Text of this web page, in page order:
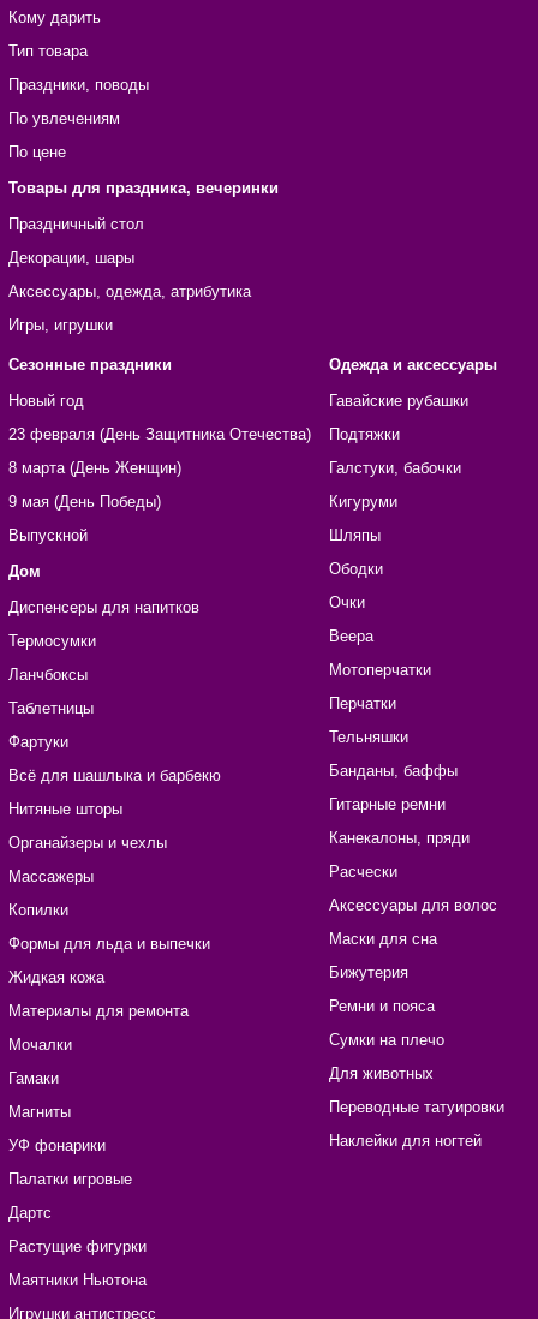
Кому дарить
Тип товара
Праздники, поводы
По увлечениям
По цене
Товары для праздника, вечеринки
Праздничный стол
Декорации, шары
Аксессуары, одежда, атрибутика
Игры, игрушки
Сезонные праздники
Новый год
23 февраля (День Защитника Отечества)
8 марта (День Женщин)
9 мая (День Победы)
Выпускной
Дом
Диспенсеры для напитков
Термосумки
Ланчбоксы
Таблетницы
Фартуки
Всё для шашлыка и барбекю
Нитяные шторы
Органайзеры и чехлы
Массажеры
Копилки
Формы для льда и выпечки
Жидкая кожа
Материалы для ремонта
Мочалки
Гамаки
Магниты
УФ фонарики
Палатки игровые
Дартс
Растущие фигурки
Маятники Ньютона
Игрушки антистресс
Одежда и аксессуары
Гавайские рубашки
Подтяжки
Галстуки, бабочки
Кигуруми
Шляпы
Ободки
Очки
Веера
Мотоперчатки
Перчатки
Тельняшки
Банданы, баффы
Гитарные ремни
Канекалоны, пряди
Расчески
Аксессуары для волос
Маски для сна
Бижутерия
Ремни и пояса
Сумки на плечо
Для животных
Переводные татуировки
Наклейки для ногтей